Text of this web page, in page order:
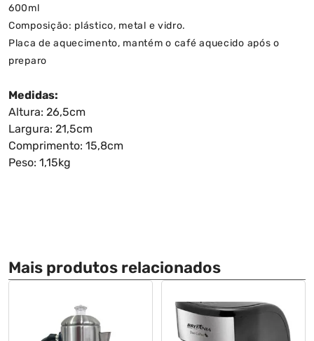
600ml
Composição: plástico, metal e vidro.
Placa de aquecimento, mantém o café aquecido após o
preparo
Medidas:
Altura: 26,5cm
Largura: 21,5cm
Comprimento: 15,8cm
Peso: 1,15kg
Mais produtos relacionados